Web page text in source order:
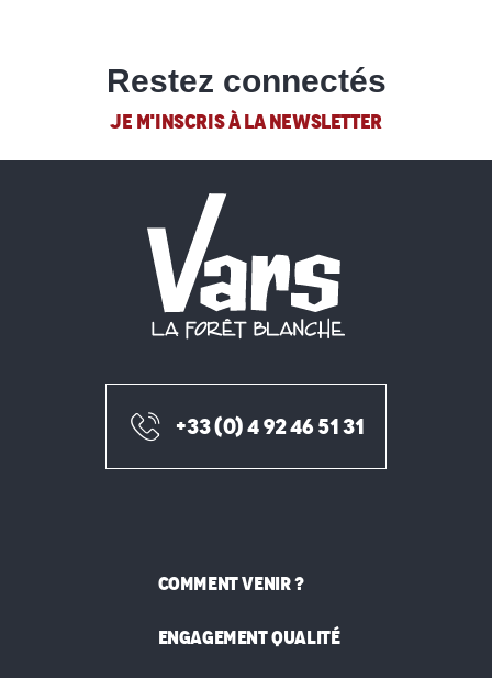
Restez connectés
JE M'INSCRIS À LA NEWSLETTER
+33 (0) 4 92 46 51 31
COMMENT VENIR ?
ENGAGEMENT QUALITÉ